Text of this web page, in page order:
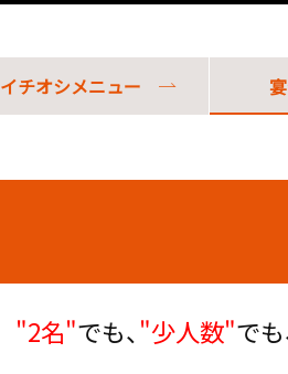
イチオシメニュー
"2名"でも、 "少人数"でも